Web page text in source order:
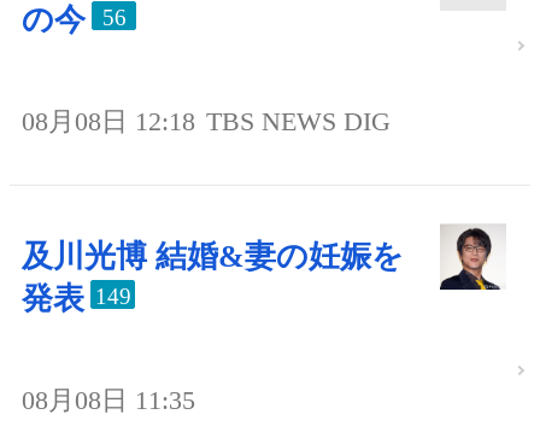
の今
56
08月08日 12:18 TBS NEWS DIG
及川光博 結婚&妻の妊娠を
発表 149
08月08日 11:35